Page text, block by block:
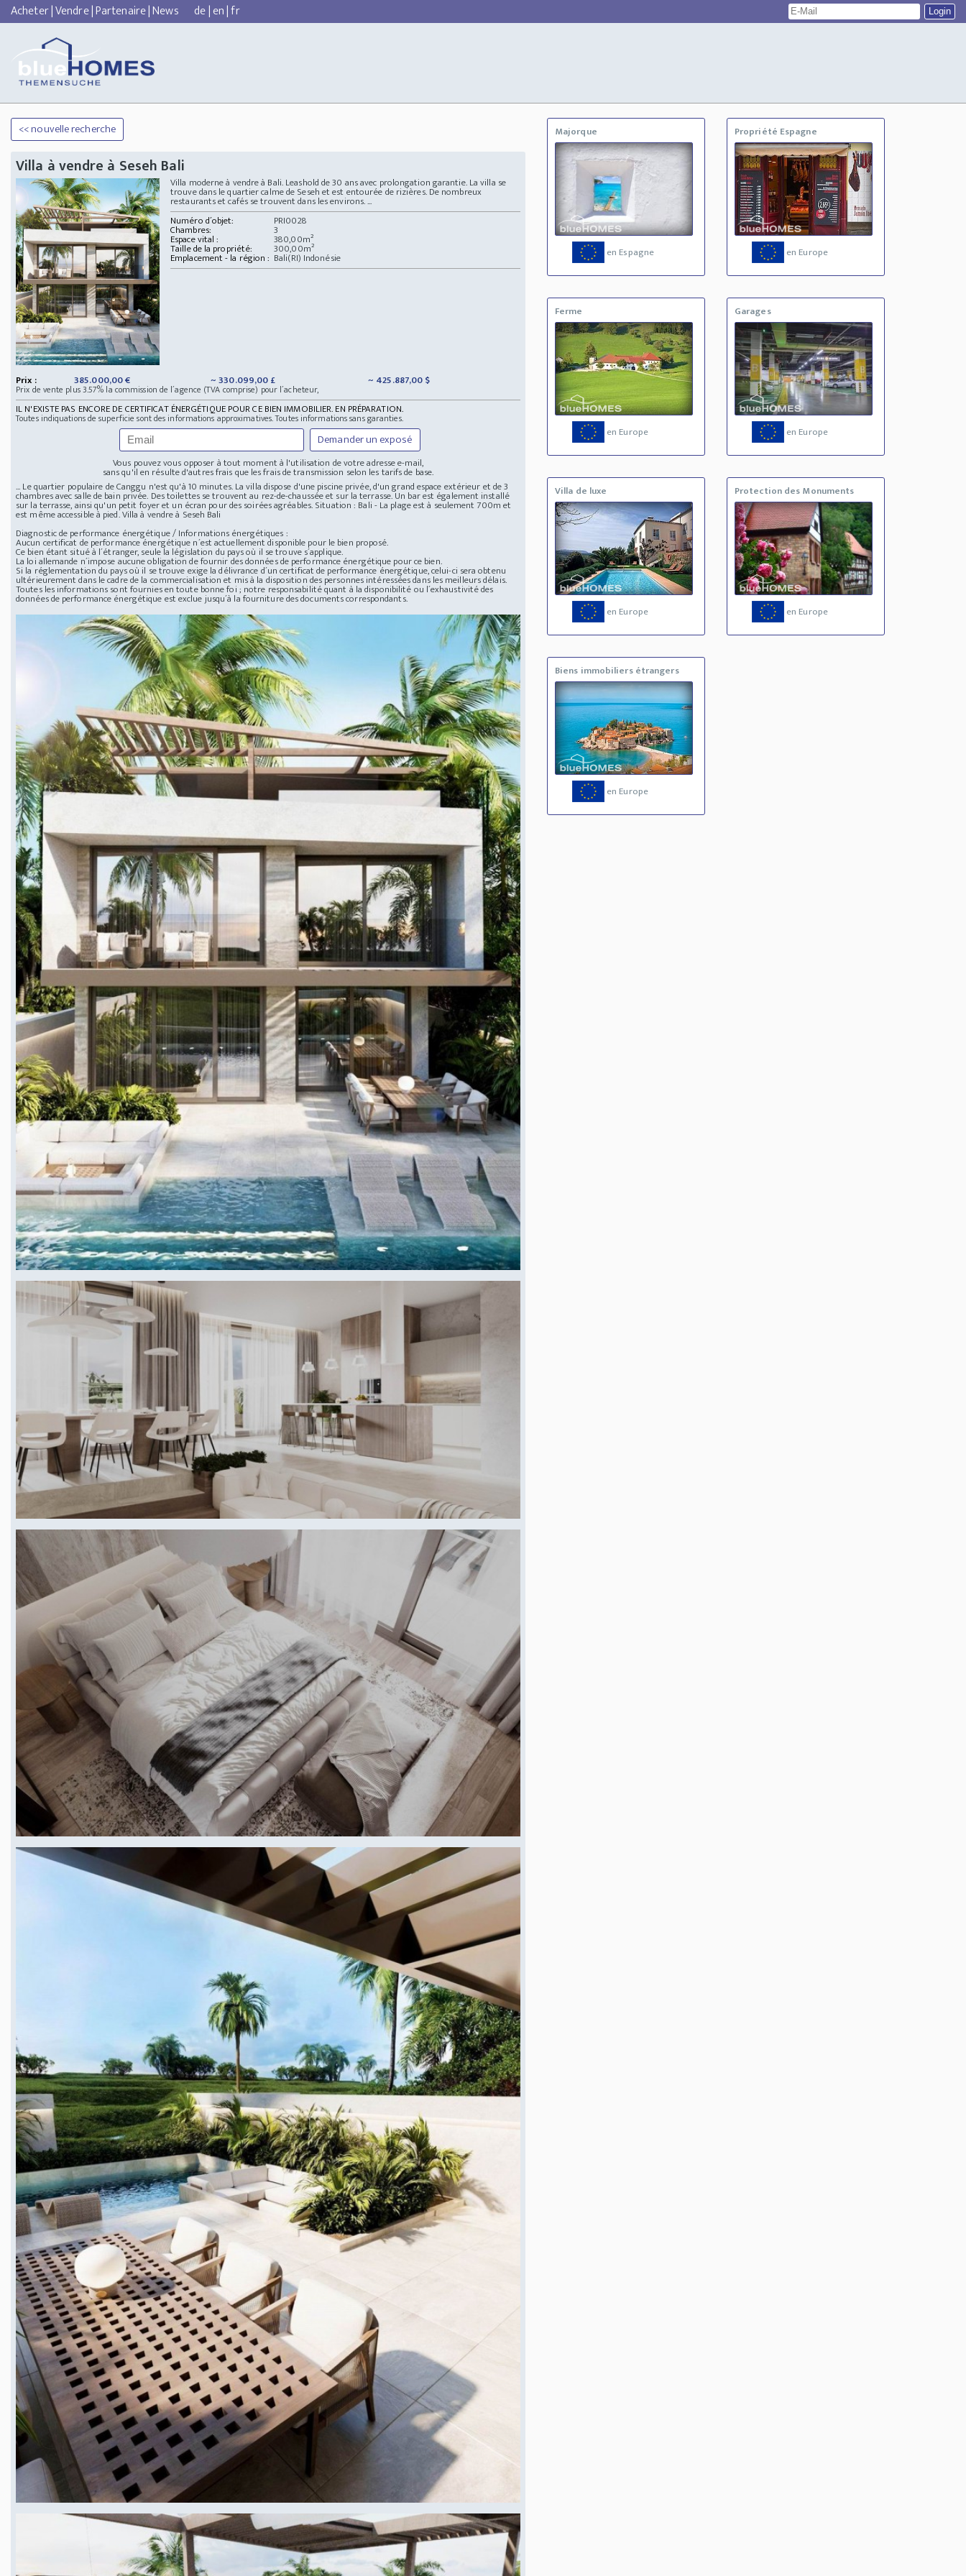
Acheter|Vendre|Partenaire|News de|en|fr
<< nouvelle recherche
Villa à vendre à Seseh Bali
Villa moderne à vendre à Bali. Leashold de 30 ans avec prolongation garantie. La villa se
trouve dans le quartier calme de Seseh et est entourée de rizières. De nombreux
restaurants et cafés se trouvent dans les environs. ...
Numéro d´objet:
PRI0028
Chambres: 3
Espace vital : 380,00m²
Taille de la propriété: 300,00m²
Emplacement - la région : Bali(RI) Indonésie
Prix : 385.000,00 € ~ 330.099,00 £ ~ 425.887,00 $
Prix de vente plus 3.57% la commission de l´agence (TVA comprise) pour l´acheteur,
IL N'EXISTE PAS ENCORE DE CERTIFICAT ÉNERGÉTIQUE POUR CE BIEN IMMOBILIER. EN PRÉPARATION.
Toutes indiquations de superficie sont des informations approximatives. Toutes informations sans garanties.
Demander un exposé
Vous pouvez vous opposer à tout moment à l'utilisation de votre adresse e-mail,
sans qu'il en résulte d'autres frais que les frais de transmission selon les tarifs de base.
... Le quartier populaire de Canggu n'est qu'à 10 minutes. La villa dispose d'une piscine privée, d'un grand espace extérieur et de 3
chambres avec salle de bain privée. Des toilettes se trouvent au rez-de-chaussée et sur la terrasse. Un bar est également installé
sur la terrasse, ainsi qu'un petit foyer et un écran pour des soirées agréables. Situation : Bali - La plage est à seulement 700m et
est même accessible à pied. Villa à vendre à Seseh Bali
Diagnostic de performance énergétique / Informations énergétiques :
Aucun certificat de performance énergétique n´est actuellement disponible pour le bien proposé.
Ce bien étant situé à l´étranger, seule la législation du pays où il se trouve s´applique.
La loi allemande n´impose aucune obligation de fournir des données de performance énergétique pour ce bien.
Si la réglementation du pays où il se trouve exige la délivrance d´un certificat de performance énergétique, celui-ci sera obtenu
ultérieurement dans le cadre de la commercialisation et mis à la disposition des personnes intéressées dans les meilleurs délais.
Toutes les informations sont fournies en toute bonne foi ; notre responsabilité quant à la disponibilité ou l´exhaustivité des
données de performance énergétique est exclue jusqu´à la fourniture des documents correspondants.
Majorque
en Espagne
Propriété Espagne
en Europe
Ferme
en Europe
Garages
en Europe
Villa de luxe
en Europe
Protection des Monuments
en Europe
Biens immobiliers étrangers
en Europe